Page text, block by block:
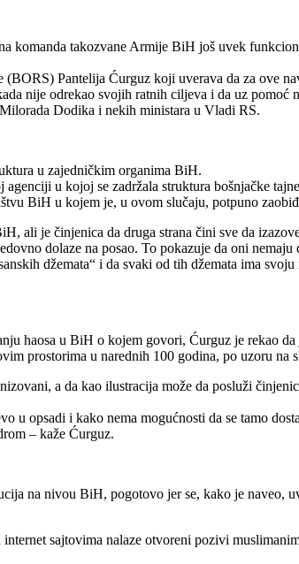
komanda takozvane Armije BiH još uvek
Pantelija Ćurguz koji uverava da za ove
nije odrekao svojih ratnih ciljeva i da uz
Dodika i nekih ministara u Vladi RS.
u zajedničkim organima BiH.
u kojoj se zadržala struktura bošnjačke
BiH u kojem je, u ovom slučaju, potpuno
ali je činjenica da druga strana čini sve da
dolaze na posao. To pokazuje da oni
džemata“ i da svaki od tih džemata ima
haosa u BiH o kojem govori, Ćurguz je rekao
prostorima u narednih 100 godina, po uzoru
a da kao ilustracija može da posluži
u opsadi i kako nema mogućnosti da se tamo
– kaže Ćurguz.
na nivou BiH, pogotovo jer se, kako je
sajtovima nalaze otvoreni pozivi